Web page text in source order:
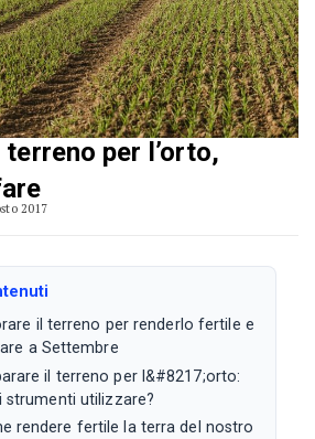
per l’orto,
2017
il terreno per renderlo fertile e
a Settembre
il terreno per l&#8217;orto:
strumenti utilizzare?
rendere fertile la terra del nostro